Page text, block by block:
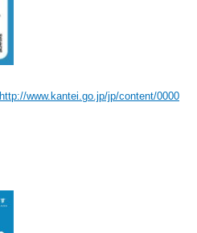
http://www.kantei.go.jp/jp/content/0000